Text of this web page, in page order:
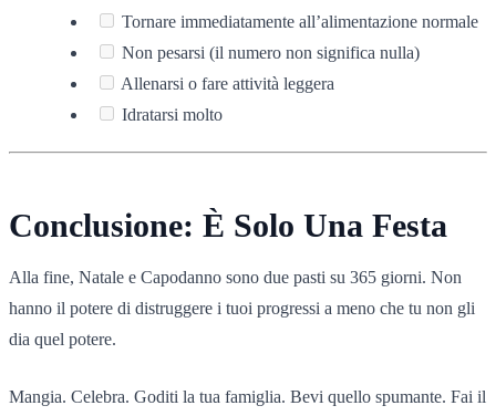
Tornare immediatamente all’alimentazione normale
Non pesarsi (il numero non significa nulla)
Allenarsi o fare attività leggera
Idratarsi molto
Conclusione: È Solo Una Festa
Alla fine, Natale e Capodanno sono due pasti su 365 giorni. Non
hanno il potere di distruggere i tuoi progressi a meno che tu non gli
dia quel potere.
Mangia. Celebra. Goditi la tua famiglia. Bevi quello spumante. Fai il